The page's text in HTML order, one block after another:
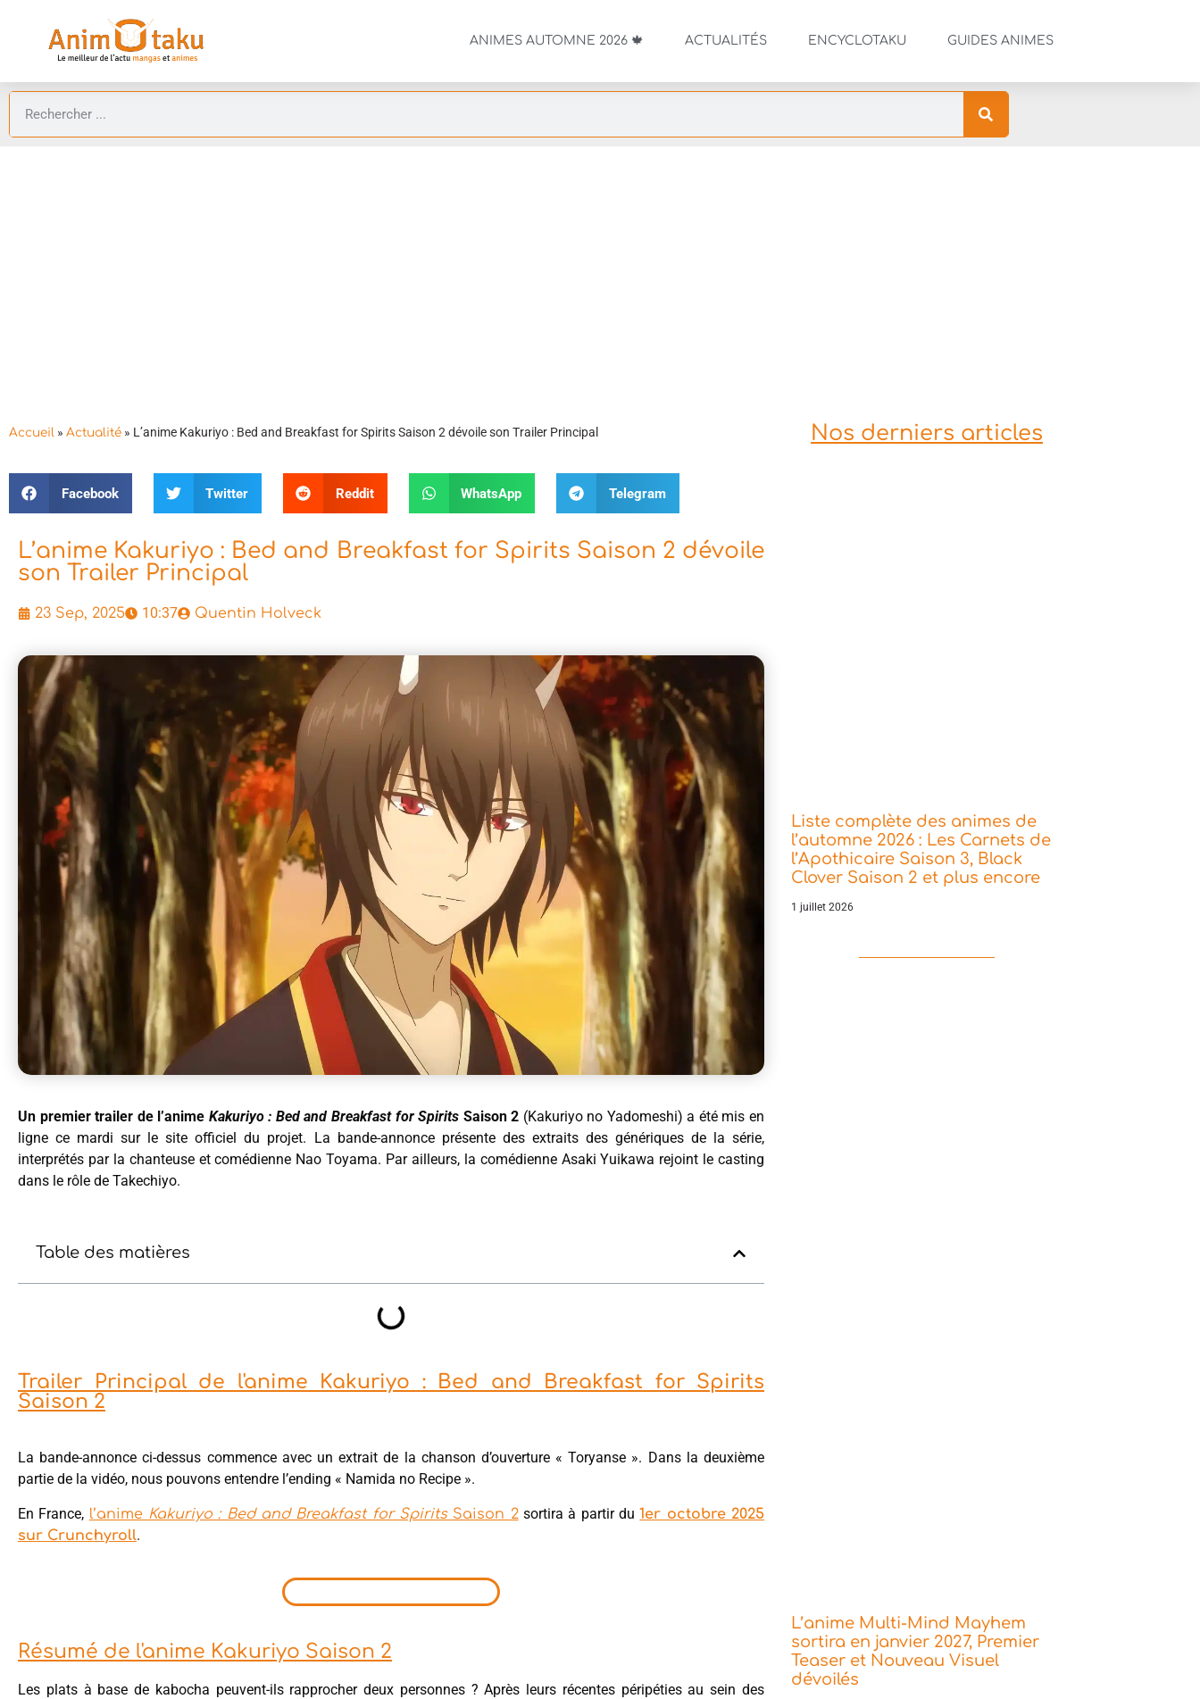
ANIMES AUTOMNE 2026 🍁 ACTUALITÉS ENCYCLOTAKU GUIDES ANIMES
Accueil » Actualité » L’anime Kakuriyo : Bed and Breakfast for Spirits Saison 2 dévoile son Trailer Principal
Facebook Twitter Reddit WhatsApp Telegram
L’anime Kakuriyo : Bed and Breakfast for Spirits Saison 2 dévoile
son Trailer Principal
23 Sep, 2025 10:37 Quentin Holveck
Un premier trailer de l’anime Kakuriyo : Bed and Breakfast for Spirits Saison 2 (Kakuriyo no Yadomeshi) a été mis en
ligne ce mardi sur le site officiel du projet. La bande-annonce présente des extraits des génériques de la série,
interprétés par la chanteuse et comédienne Nao Toyama. Par ailleurs, la comédienne Asaki Yuikawa rejoint le casting
dans le rôle de Takechiyo.
Table des matières
Trailer Principal de l'anime Kakuriyo : Bed and Breakfast for Spirits
Saison 2
La bande-annonce ci-dessus commence avec un extrait de la chanson d’ouverture « Toryanse ». Dans la deuxième
partie de la vidéo, nous pouvons entendre l’ending « Namida no Recipe ».
En France, l’anime Kakuriyo : Bed and Breakfast for SpiritsSaison 2sortira à partir du1er octobre 2025
sur Crunchyroll.
Résumé de l'anime Kakuriyo Saison 2
Les plats à base de kabocha peuvent-ils rapprocher deux personnes ? Après leurs récentes péripéties au sein des
Nos derniers articles
Liste complète des animes de
l’automne 2026 : Les Carnets de
l’Apothicaire Saison 3, Black
Clover Saison 2 et plus encore
1 juillet 2026
L’anime Multi-Mind Mayhem
sortira en janvier 2027, Premier
Teaser et Nouveau Visuel
dévoilés